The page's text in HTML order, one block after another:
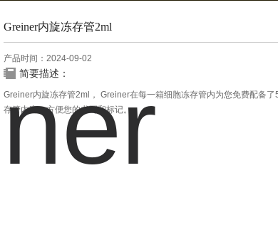
Greiner内旋冻存管2ml
产品时间：2024-09-02
简要描述：
Greiner内旋冻存管2ml， Greiner在每一箱细胞冻存管内为您免费配备了
存管内塞，方便您的书写和标记。